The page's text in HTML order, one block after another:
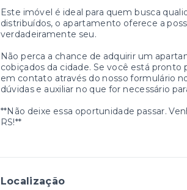
Este imóvel é ideal para quem busca
distribuídos, o apartamento oferece a
verdadeiramente seu.
Não perca a chance de adquirir um
cobiçados da cidade. Se você está
em contato através do nosso formulário
dúvidas e auxiliar no que for necessário
**Não deixe essa oportunidade passar.
RS!**
Localização